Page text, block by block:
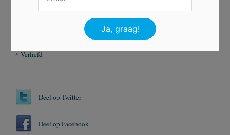
Er is 6 keer gestemd.
Verliefd
Deel op Twitter
Deel op Facebook